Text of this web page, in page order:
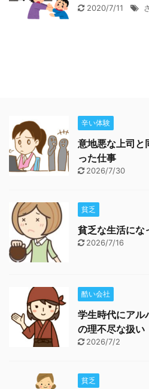
2020/7/11
辛い体験
意地悪な上司と
った仕事
2026/7/30
貧乏
貧乏な生活にな
2026/7/16
酷い会社
学生時代にアル
の理不尽な扱い
2026/7/2
貧乏